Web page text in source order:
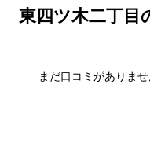
東四ツ木二丁目
まだ口コミがありま